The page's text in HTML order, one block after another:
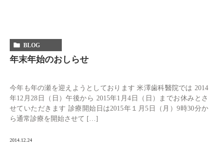
BLOG
年末年始のおしらせ
今年も年の瀬を迎えようとしております 米澤歯科醫院では 2014
年12月28日（日）午後から 2015年1月4日（日）までお休みとさ
せていただきます 診療開始日は2015年１月5日（月）9時30分か
ら通常診療を開始させて […]
2014.12.24